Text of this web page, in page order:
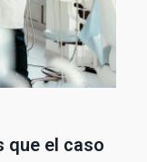
que el caso